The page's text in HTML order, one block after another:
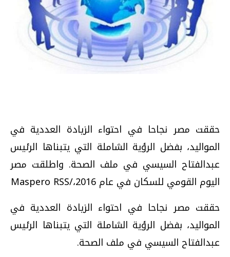
حققت مصر نجاحا في احتواء الزيادة العددية في
المواليد، بفضل الرؤية الشاملة التي يتبناها الرئيس
عبدالفتاح السيسي في ملف الصحة. واطلقت مصر
اليوم القومي للسكان في عام 2016،/Maspero RSS
حققت مصر نجاحا في احتواء الزيادة العددية في
المواليد، بفضل الرؤية الشاملة التي يتبناها الرئيس
عبدالفتاح السيسي في ملف الصحة.